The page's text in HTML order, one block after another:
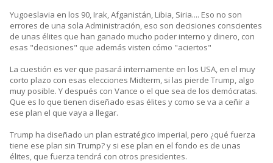
Yugoeslavia en los 90, Irak, Afganistán, Libia, Siria.... Eso no son
errores de una sola Administración, eso son decisiones conscientes
de unas élites que han ganado mucho poder interno y dinero, con
esas "decisiones" que además visten cómo "aciertos"
La cuestión es ver que pasará internamente en los USA, en el muy
corto plazo con esas elecciones Midterm, si las pierde Trump, algo
muy posible. Y después con Vance o el que sea de los demócratas.
Que es lo que tienen diseñado esas élites y como se va a ceñir a
ese plan el que vaya a llegar.
Trump ha diseñado un plan estratégico imperial, pero ¿qué fuerza
tiene ese plan sin Trump? y si ese plan en el fondo es de unas
élites, que fuerza tendrá con otros presidentes.